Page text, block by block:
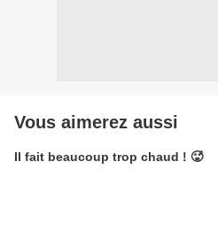
Vous aimerez aussi
Il fait beaucoup trop chaud ! 🥵